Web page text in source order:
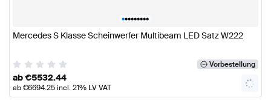
•••••••••
Mercedes S Klasse Scheinwerfer Multibeam LED Satz W222
Vorbestellung
ab€5532.44
ab€6694.25incl. 21% LV VAT